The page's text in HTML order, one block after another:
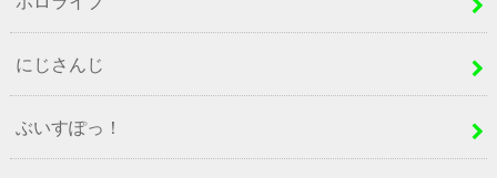
にじさんじ
ぶいすぽっ！